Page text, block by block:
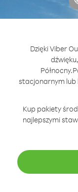
Dzięki Viber
Północny.
stacjonarnym lub
Kup pakiety
najlepszymi